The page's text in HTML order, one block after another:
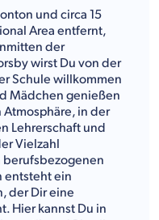
und circa 15
Area entfernt,
der
wirst Du von der
Schule willkommen
Mädchen genießen
in der
Lehrerschaft und
Vielzahl
berufsbezogenen
entsteht ein
der Dir eine
Hier kannst Du in